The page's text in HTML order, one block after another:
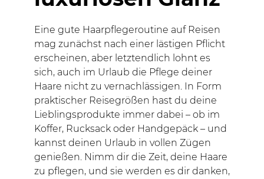
Eine gute Haarpflegeroutine auf Reisen
mag zunächst nach einer lästigen Pflicht
erscheinen, aber letztendlich lohnt es
sich, auch im Urlaub die Pflege deiner
Haare nicht zu vernachlässigen. In Form
praktischer Reisegrößen hast du deine
Lieblingsprodukte immer dabei – ob im
Koffer, Rucksack oder Handgepäck – und
kannst deinen Urlaub in vollen Zügen
genießen. Nimm dir die Zeit, deine Haare
zu pflegen, und sie werden es dir danken,